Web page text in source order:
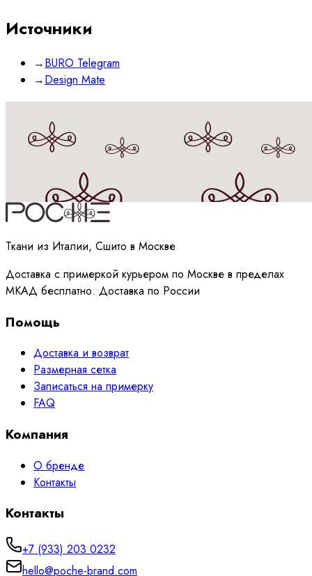
Источники
→BURO Telegram
→Design Mate
Принимаюполитикуобработки данных
Ткани из Италии, Сшито в Москве
Доставка с примеркой курьером по Москве в пределах
МКАД бесплатно. Доставка по России
Помощь
Доставка и возврат
Размерная сетка
Записаться на примерку
FAQ
Компания
О бренде
Контакты
Контакты
+7 (933) 203 0232
hello@poche-brand.com